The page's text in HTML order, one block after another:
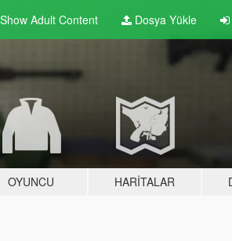
Show Adult Content Dosya Yükle
OYUNCU HARITALAR